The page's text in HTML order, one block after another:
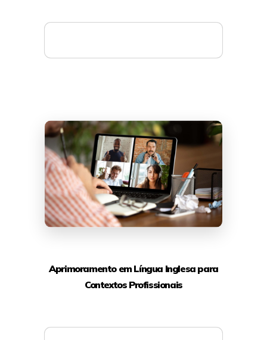
Aprimoramento em Língua Inglesa para
Contextos Profissionais